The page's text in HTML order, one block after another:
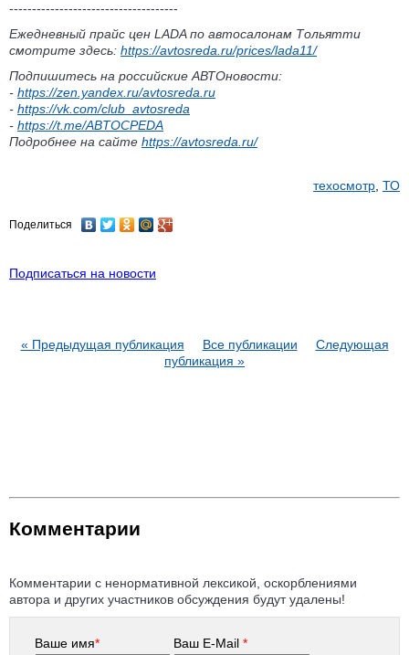
-------------------------------------
Ежедневный прайс цен LADA по автосалонам Тольятти
смотрите здесь: https://avtosreda.ru/prices/lada11/
Подпишитесь на российские АВТОновости:
- https://zen.yandex.ru/avtosreda.ru
- https://vk.com/club_avtosreda
- https://t.me/ABTOCPEDA
Подробнее на сайте https://avtosreda.ru/
техосмотр, ТО
Поделиться
Подписаться на новости
« Предыдущая публикация Все публикации
Следующая
публикация »
Комментарии
Комментарии с ненормативной лексикой, оскорблениями
автора и других участников обсуждения будут удалены!
Ваше имя* Ваш E-Mail*